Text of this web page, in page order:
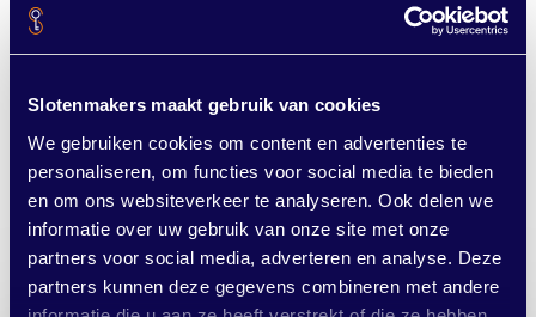
Slotenmakers maakt gebruik van cookies
We gebruiken cookies om content en advertenties te
personaliseren, om functies voor social media te bieden
en om ons websiteverkeer te analyseren. Ook delen we
informatie over uw gebruik van onze site met onze
partners voor social media, adverteren en analyse. Deze
partners kunnen deze gegevens combineren met andere
Overal in de gemeente Het Hogeland
Wist u dat we niet alleen in Uithuizermeeden werken?
Onze slotenmakers zijn actief in de helegemeente
Het Hogeland. Of u nu in Winsum, Bedum, Zuidwolde
of Uithuizen woont.